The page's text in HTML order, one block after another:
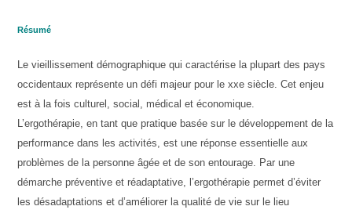
Résumé
Le vieillissement démographique qui caractérise la plupart des pays
occidentaux représente un défi majeur pour le xxe siècle. Cet enjeu
est à la fois culturel, social, médical et économique.
L’ergothérapie, en tant que pratique basée sur le développement de la
performance dans les activités, est une réponse essentielle aux
problèmes de la personne âgée et de son entourage. Par une
démarche préventive et réadaptative, l’ergothérapie permet d’éviter
les désadaptations et d’améliorer la qualité de vie sur le lieu